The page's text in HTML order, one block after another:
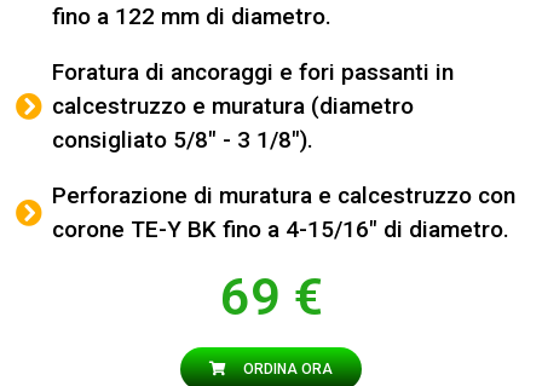
fino a 122 mm di diametro.
Foratura di ancoraggi e fori passanti in
calcestruzzo e muratura (diametro
consigliato 5/8" - 3 1/8").
Perforazione di muratura e calcestruzzo con
corone TE-Y BK fino a 4-15/16" di diametro.
69 €
ORDINA ORA